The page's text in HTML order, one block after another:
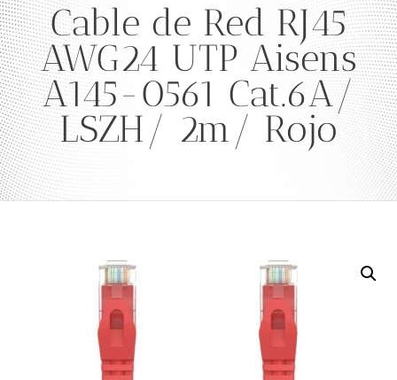
Cable de Red RJ45
AWG24 UTP Aisens
A145-0561 Cat.6A/
LSZH/ 2m/ Rojo